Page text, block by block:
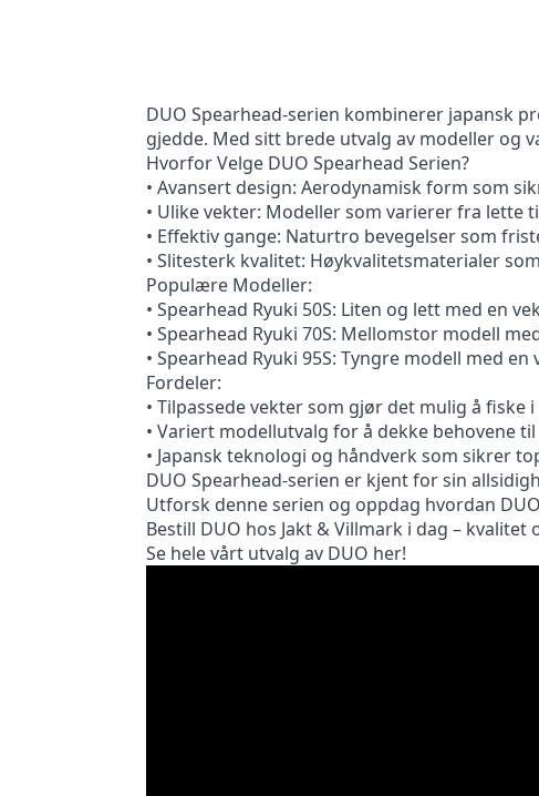
DUO Spearhead-serien kombinerer japansk
gjedde. Med sitt brede utvalg av modeller og
Hvorfor Velge DUO Spearhead Serien?
• Avansert design: Aerodynamisk form som
• Ulike vekter: Modeller som varierer fra
• Effektiv gange: Naturtro bevegelser som
• Slitesterk kvalitet: Høykvalitetsmaterialer
Populære Modeller:
• Spearhead Ryuki 50S: Liten og lett med en
• Spearhead Ryuki 70S: Mellomstor modell
• Spearhead Ryuki 95S: Tyngre modell med
Fordeler:
• Tilpassede vekter som gjør det mulig å
• Variert modellutvalg for å dekke behovene
• Japansk teknologi og håndverk som sikrer
DUO Spearhead-serien er kjent for sin
Utforsk denne serien og oppdag hvordan
Bestill DUO hos Jakt & Villmark i dag –
Se hele vårt utvalg av DUO her!